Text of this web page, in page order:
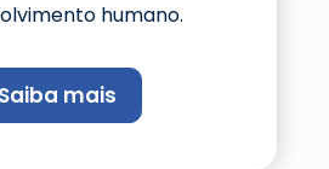
humano.
Saiba mais